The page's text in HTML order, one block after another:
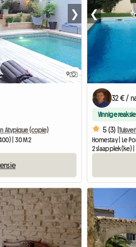
9
❯
Atypique (copie)
| 30 M2
❮
32 € /
Vinnige reaksie
5 (3) |
Homestay | Le
2 slaapplek(ke)